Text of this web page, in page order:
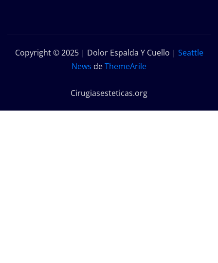
Copyright © 2025 | Dolor Espalda Y Cuello | Seattle
News deThemeArile
Cirugiasesteticas.org